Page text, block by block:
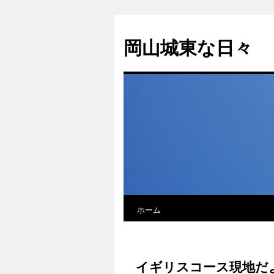
岡山城東な日々
ホーム
イギリスコース現地だ